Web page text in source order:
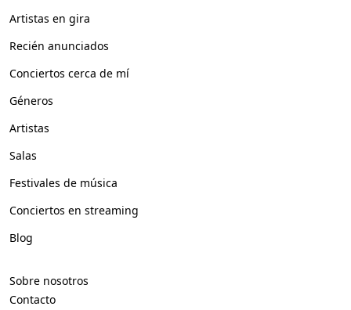
Artistas en gira
Recién anunciados
Conciertos cerca de mí
Géneros
Artistas
Salas
Festivales de música
Conciertos en streaming
Blog
Sobre nosotros
Contacto